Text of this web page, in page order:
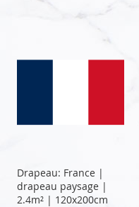
Drapeau: France |
drapeau paysage |
2.4m² | 120x200cm